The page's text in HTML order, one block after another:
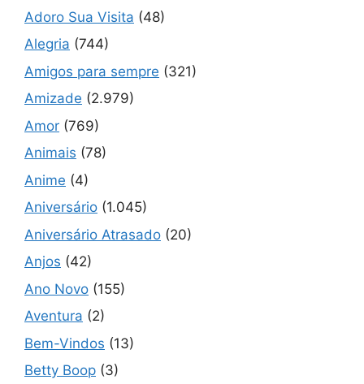
Adoro Sua Visita (48)
Alegria (744)
Amigos para sempre (321)
Amizade (2.979)
Amor (769)
Animais (78)
Anime (4)
Aniversário (1.045)
Aniversário Atrasado (20)
Anjos (42)
Ano Novo (155)
Aventura (2)
Bem-Vindos (13)
Betty Boop (3)